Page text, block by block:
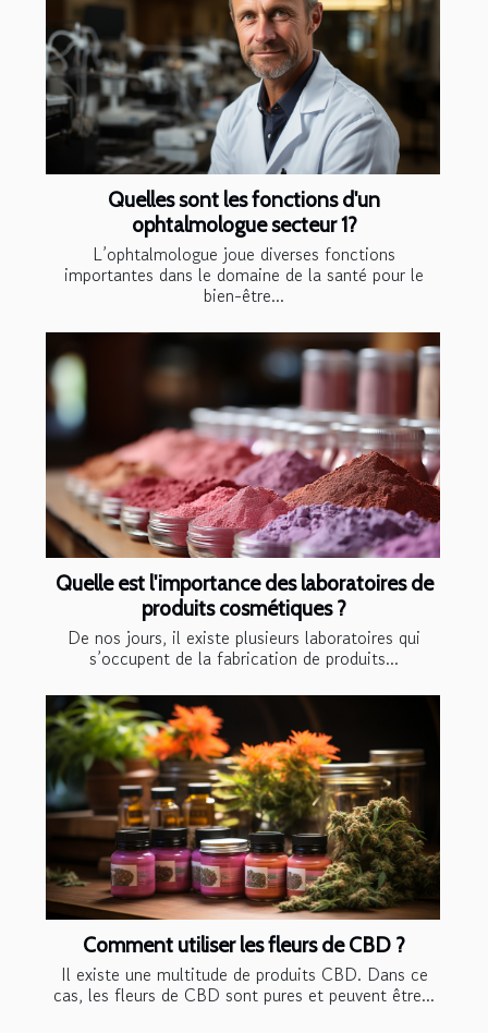
Quelles sont les fonctions d'un
ophtalmologue secteur 1?
L’ophtalmologue joue diverses fonctions
importantes dans le domaine de la santé pour le
bien-être...
Quelle est l'importance des laboratoires de
produits cosmétiques ?
De nos jours, il existe plusieurs laboratoires qui
s’occupent de la fabrication de produits...
Comment utiliser les fleurs de CBD ?
Il existe une multitude de produits CBD. Dans ce
cas, les fleurs de CBD sont pures et peuvent être...